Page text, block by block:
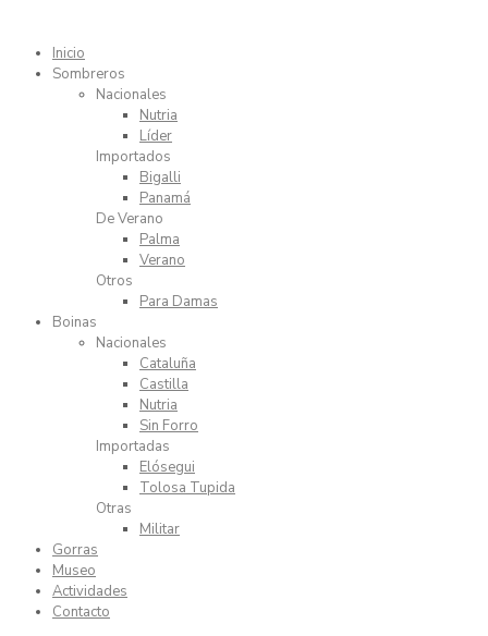
Inicio
Sombreros
Nacionales
Nutria
Líder
Importados
Bigalli
Panamá
De Verano
Palma
Verano
Otros
Para Damas
Boinas
Nacionales
Cataluña
Castilla
Nutria
Sin Forro
Importadas
Elósegui
Tolosa Tupida
Otras
Militar
Gorras
Museo
Actividades
Contacto